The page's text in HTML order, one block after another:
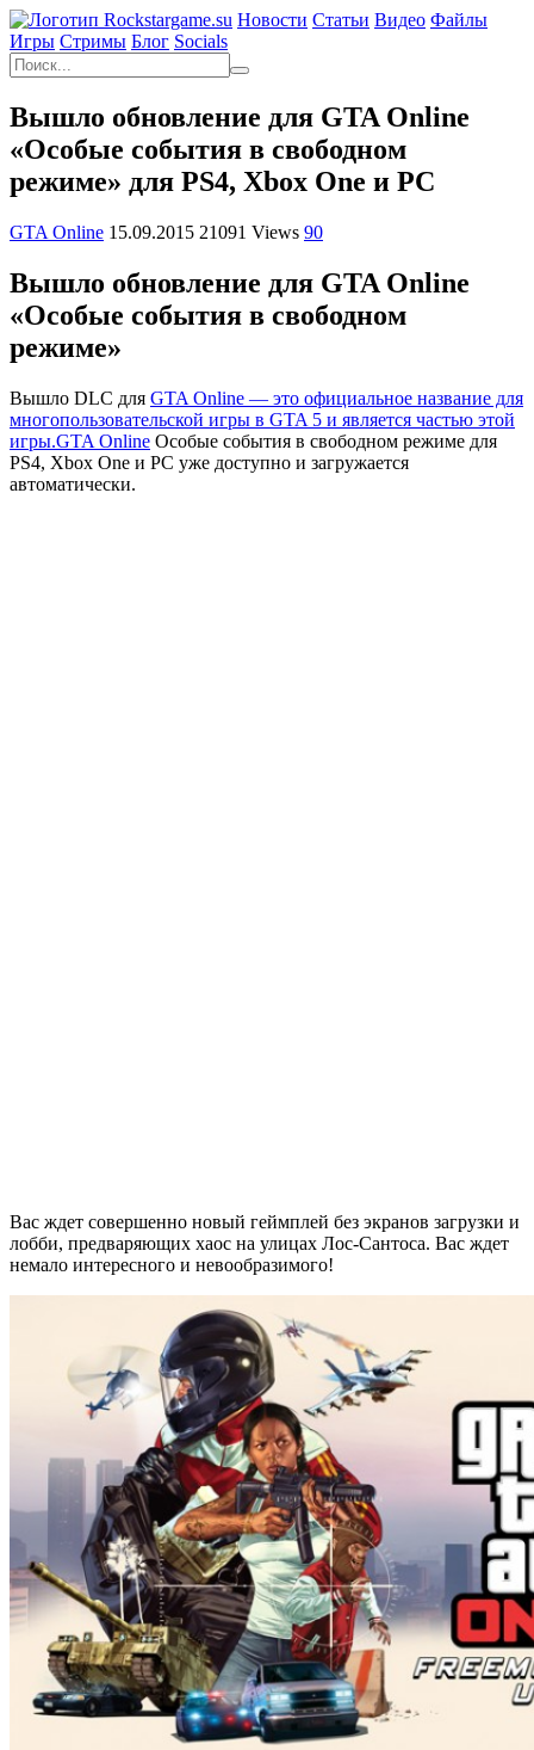
Новости Статьи Видео Файлы
Игры Cтримы Блог Socials
Вышло обновление для GTA Online
«Особые события в свободном
режиме» для PS4, Xbox One и PC
GTA Online 15.09.2015 21091 Views 90
Вышло обновление для GTA Online
«Особые события в свободном
режиме»
Вышло DLC для GTA Online — это официальное название для
многопользовательской игры в GTA 5 и является частью этой
игры.GTA Online Особые события в свободном режиме для
PS4, Xbox One и PC уже доступно и загружается
автоматически.
Вас ждет совершенно новый геймплей без экранов загрузки и
лобби, предваряющих хаос на улицах Лос-Сантоса. Вас ждет
немало интересного и невообразимого!